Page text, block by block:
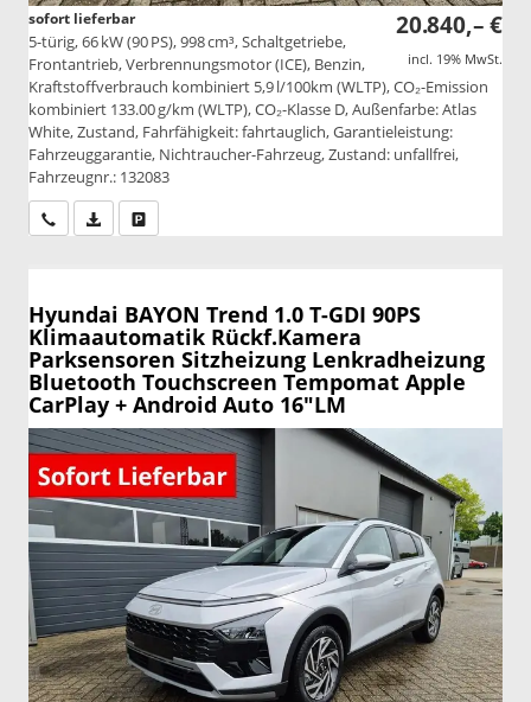
20.840,– €
incl. 19% MwSt.
sofort lieferbar
5-türig, 66 kW (90 PS), 998 cm³, Schaltgetriebe,
Frontantrieb, Verbrennungsmotor (ICE), Benzin,
Kraftstoffverbrauch kombiniert 5,9 l/100km (WLTP), CO₂-Emission
kombiniert 133.00 g/km (WLTP), CO₂-Klasse D, Außenfarbe: Atlas
White, Zustand, Fahrfähigkeit: fahrtauglich, Garantieleistung:
Fahrzeuggarantie, Nichtraucher-Fahrzeug, Zustand: unfallfrei,
Fahrzeugnr.: 132083
Wir rufen Sie anPDF-Datei, Fahrzeugexposé drucken
Hyundai BAYON Trend 1.0 T-GDI 90PS
Klimaautomatik Rückf.Kamera
Parksensoren Sitzheizung Lenkradheizung
Bluetooth Touchscreen Tempomat Apple
CarPlay + Android Auto 16"LM